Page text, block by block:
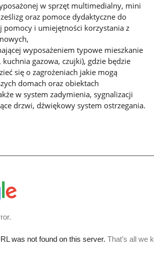
w sprzęt multimedialny, mini
oraz pomoce dydaktyczne do
pomocy i umiejętności korzystania z
wyposażeniem typowe mieszkanie
kuchnia gazowa, czujki), gdzie będzie
się o zagrożeniach jakie mogą
domach oraz obiektach
w system zadymienia, sygnalizacji
drzwi, dźwiękowy system ostrzegania.